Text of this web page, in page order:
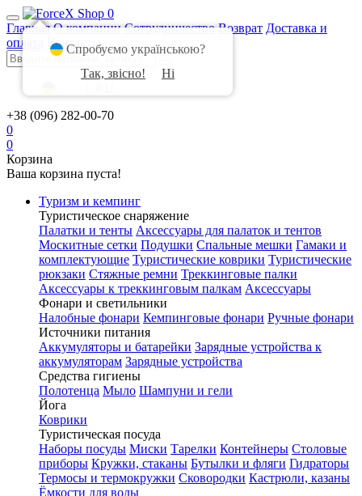
0
Главная О компании Сотрудничество Возврат Доставка и
оплата
Контакты
+38 (096) 282-00-70
0
0
Корзина
Ваша корзина пуста!
Туризм и кемпинг
Туристическое снаряжение
Палатки и тенты Аксессуары для палаток и тентов
Москитные сетки Подушки Спальные мешки Гамаки и
комплектующие Туристические коврики Туристические
рюкзаки Стяжные ремни Треккинговые палки
Аксессуары к треккинговым палкам Аксессуары
Фонари и светильники
Налобные фонари Кемпинговые фонари Ручные фонари
Источники питания
Аккумуляторы и батарейки Зарядные устройства к
аккумуляторам Зарядные устройства
Средства гигиены
Полотенца Мыло Шампуни и гели
Йога
Коврики
Туристическая посуда
Наборы посуды Миски Тарелки Контейнеры Столовые
приборы Кружки, стаканы Бутылки и фляги Гидраторы
Термосы и термокружки Сковородки Кастрюли, казаны
Ёмкости для воды
Спробуємо українською?
Так, звісно!
Ні